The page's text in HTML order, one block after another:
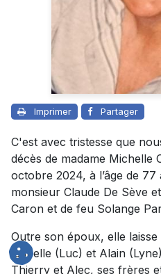
Imprimer Partager
C'est avec tristesse que
décès de madame Michelle
octobre 2024, à l’âge de
monsieur Claude De Sève
Caron et de feu Solange
Outre son époux, elle
Isabelle (Luc) et Alain
Thierry et Alec, ses frères